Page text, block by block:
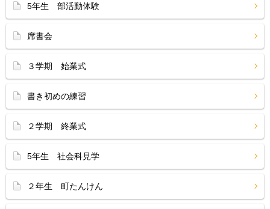
5年生 部活動体験
席書会
３学期 始業式
書き初めの練習
２学期 終業式
5年生 社会科見学
２年生 町たんけん